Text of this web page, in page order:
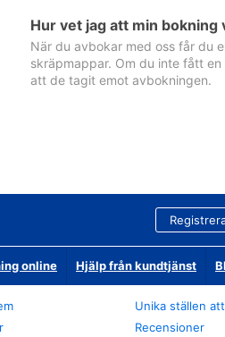
Hur vet jag att min bokning
När du avbokar med oss får du
skräpmappar. Om du inte fått
att de tagit emot avbokningen.
online Hjälp från kundtjänst
Unika ställen
Recensioner